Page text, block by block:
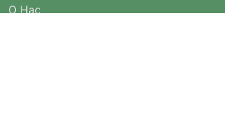
О Нас